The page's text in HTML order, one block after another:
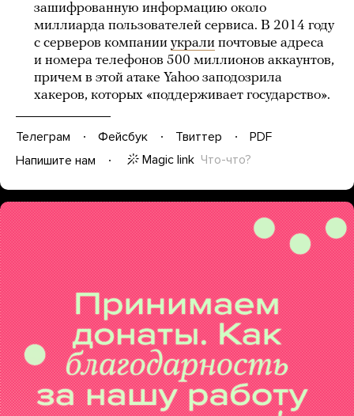
зашифрованную информацию около
миллиарда пользователей сервиса. В 2014 году
с серверов компании украли почтовые адреса
и номера телефонов 500 миллионов аккаунтов,
причем в этой атаке Yahoo заподозрила
хакеров, которых «поддерживает государство».
Телеграм Фейсбук Твиттер
PDF
Напишите нам
Magic link Что-что?